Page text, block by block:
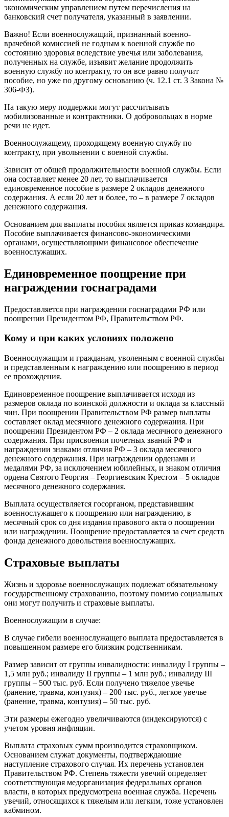
экономическим управлением путем перечисления на
банковский счет получателя, указанный в заявлении.
Важно! Если военнослужащий, признанный военно-
врачебной комиссией не годным к военной службе по
состоянию здоровья вследствие увечья или заболевания,
полученных на службе, изъявит желание продолжить
военную службу по контракту, то он все равно получит
пособие, но уже по другому основанию (ч. 12.1 ст. 3 Закона №
306-ФЗ).
На такую меру поддержки могут рассчитывать
мобилизованные и контрактники. О добровольцах в норме
речи не идет.
Военнослужащему, проходящему военную службу по
контракту, при увольнении с военной службы.
Зависит от общей продолжительности военной службы. Если
она составляет менее 20 лет, то выплачивается
единовременное пособие в размере 2 окладов денежного
содержания. А если 20 лет и более, то – в размере 7 окладов
денежного содержания.
Основанием для выплаты пособия является приказ командира.
Пособие выплачивается финансово-экономическими
органами, осуществляющими финансовое обеспечение
военнослужащих.
Единовременное поощрение при
награждении госнаградами
Предоставляется при награждении госнаградами РФ или
поощрении Президентом РФ, Правительством РФ.
Кому и при каких условиях положено
Военнослужащим и гражданам, уволенным с военной службы
и представленным к награждению или поощрению в период
ее прохождения.
Единовременное поощрение выплачивается исходя из
размеров оклада по воинской должности и оклада за классный
чин. При поощрении Правительством РФ размер выплаты
составляет оклад месячного денежного содержания. При
поощрении Президентом РФ – 2 оклада месячного денежного
содержания. При присвоении почетных званий РФ и
награждении знаками отличия РФ – 3 оклада месячного
денежного содержания. При награждении орденами и
медалями РФ, за исключением юбилейных, и знаком отличия
ордена Святого Георгия – Георгиевским Крестом – 5 окладов
месячного денежного содержания.
Выплата осуществляется госорганом, представившим
военнослужащего к поощрению или награждению, в
месячный срок со дня издания правового акта о поощрении
или награждении. Поощрение предоставляется за счет средств
фонда денежного довольствия военнослужащих.
Страховые выплаты
Жизнь и здоровье военнослужащих подлежат обязательному
государственному страхованию, поэтому помимо социальных
они могут получить и страховые выплаты.
Военнослужащим в случае:
В случае гибели военнослужащего выплата предоставляется в
повышенном размере его близким родственникам.
Размер зависит от группы инвалидности: инвалиду I группы –
1,5 млн руб.; инвалиду II группы – 1 млн руб.; инвалиду III
группы – 500 тыс. руб. Если получено тяжелое увечье
(ранение, травма, контузия) – 200 тыс. руб., легкое увечье
(ранение, травма, контузия) – 50 тыс. руб.
Эти размеры ежегодно увеличиваются (индексируются) с
учетом уровня инфляции.
Выплата страховых сумм производится страховщиком.
Основанием служат документы, подтверждающие
наступление страхового случая. Их перечень установлен
Правительством РФ. Степень тяжести увечий определяет
соответствующая медорганизация федеральных органов
власти, в которых предусмотрена военная служба. Перечень
увечий, относящихся к тяжелым или легким, тоже установлен
кабмином.